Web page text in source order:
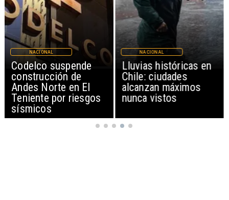
Lluvias históricas en
Chile: ciudades
alcanzan máximos
nunca vistos
NACIONAL
Chile pionero en
Latinoamérica en
fortificar leche y harina
con Vitamina D
MAGAZINE